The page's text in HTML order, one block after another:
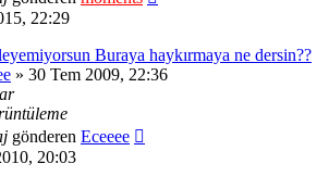
22:29
Buraya haykırmaya ne dersin??
» 30 Tem 2009, 22:36
gönderen Eceeee
20:03